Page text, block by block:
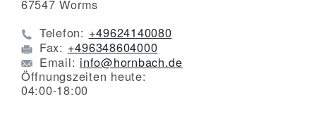
67547 Worms
Telefon: +49624140080
Fax: +496348604000
Email: info@hornbach.de
Öffnungszeiten heute:
04:00-18:00